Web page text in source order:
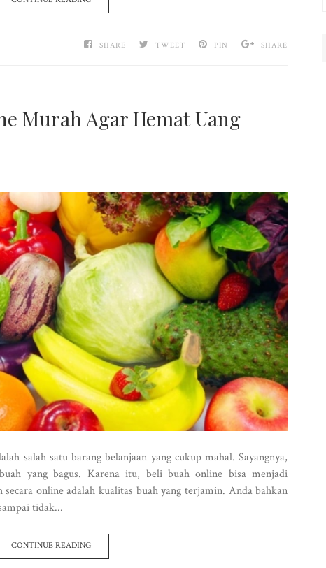
SHARE TWEET PIN SHARE
Murah Agar Hemat Uang
salah satu barang belanjaan yang cukup mahal. Sayangnya,
yang bagus. Karena itu, beli buah online bisa menjadi
secara online adalah kualitas buah yang terjamin. Anda bahkan
tidak...
CONTINUE READING